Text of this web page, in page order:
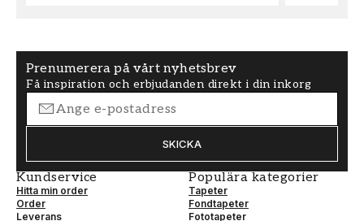
Prenumerera på vårt nyhetsbrev
Få inspiration och erbjudanden direkt i din inkorg
SKICKA
Kundservice
Hitta min order
Order
Leverans
Populära kategorier
Tapeter
Fondtapeter
Fototapeter